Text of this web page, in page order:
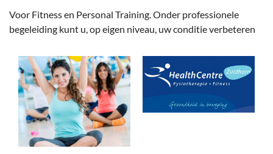
Plaats bericht
Voor Fitness en Personal Training. Onder professionele
begeleiding kunt u, op eigen niveau, uw conditie verbeteren